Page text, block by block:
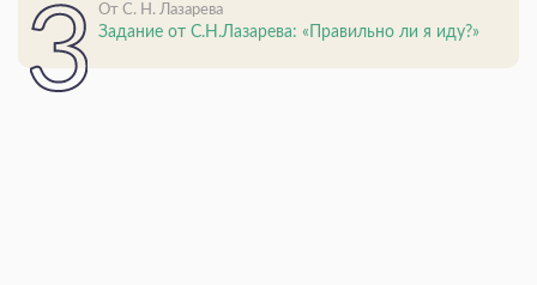
От С. Н. Лазарева
Задание от С.Н.Лазарева: «Правильно ли я иду?»